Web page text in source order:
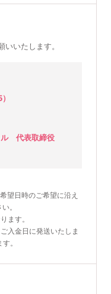
いたします。
ル 代表取締役
望日時のご希望に沿え
。
ます。
入金日に発送いたしま
。